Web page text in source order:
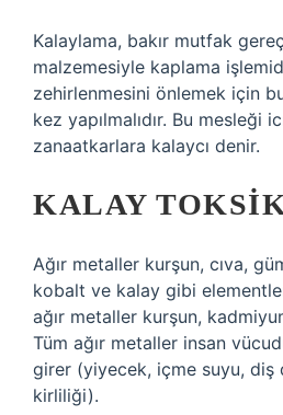
Kalaylama, bakır mutfak
malzemesiyle kaplama
zehirlenmesini önlemek için
kez yapılmalıdır. Bu mesleği
zanaatkarlara kalaycı denir.
KALAY
Ağır metaller kurşun, cıva,
kobalt ve kalay gibi
ağır metaller kurşun,
Tüm ağır metaller insan
girer (yiyecek, içme suyu, diş
kirliliği).